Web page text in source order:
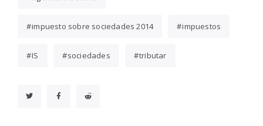
impuesto sobre sociedades 2014 impuestos
IS sociedades tributar